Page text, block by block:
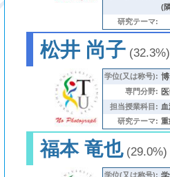
(
研究テーマ:
松井 尚子(32.3%)
学位(又は称号):
専門分野:
担当授業科目:
研究テーマ: 重
福本 竜也(29.0%)
学位(又は称号):